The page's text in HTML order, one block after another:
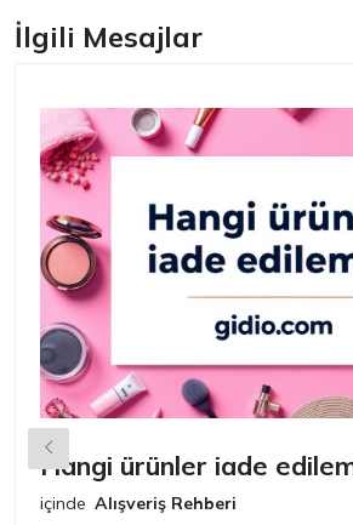
İlgili Mesajlar
Hangi ürünler iade
içinde Alışveriş Rehberi